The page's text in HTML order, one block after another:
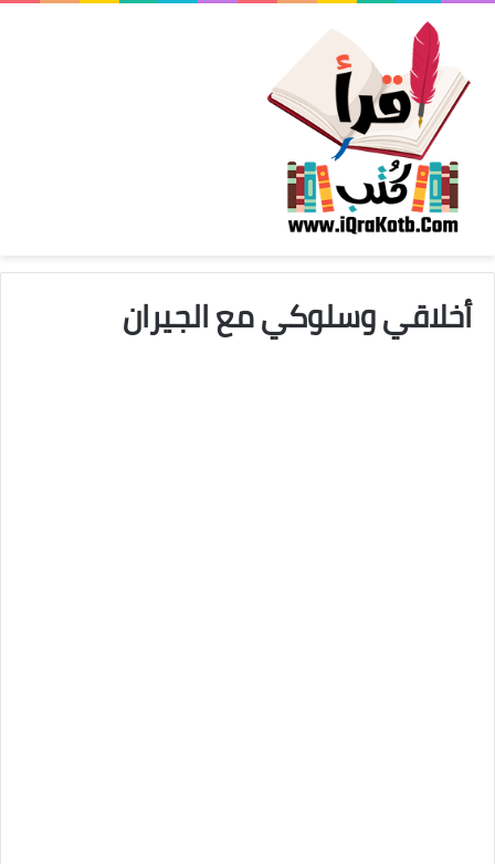
أخلاقي وسلوكي مع الجيران